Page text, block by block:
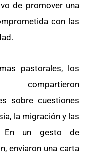
de promover una
con las
pastorales, los
compartieron
sobre cuestiones
la migración y las
En un gesto de
enviaron una carta